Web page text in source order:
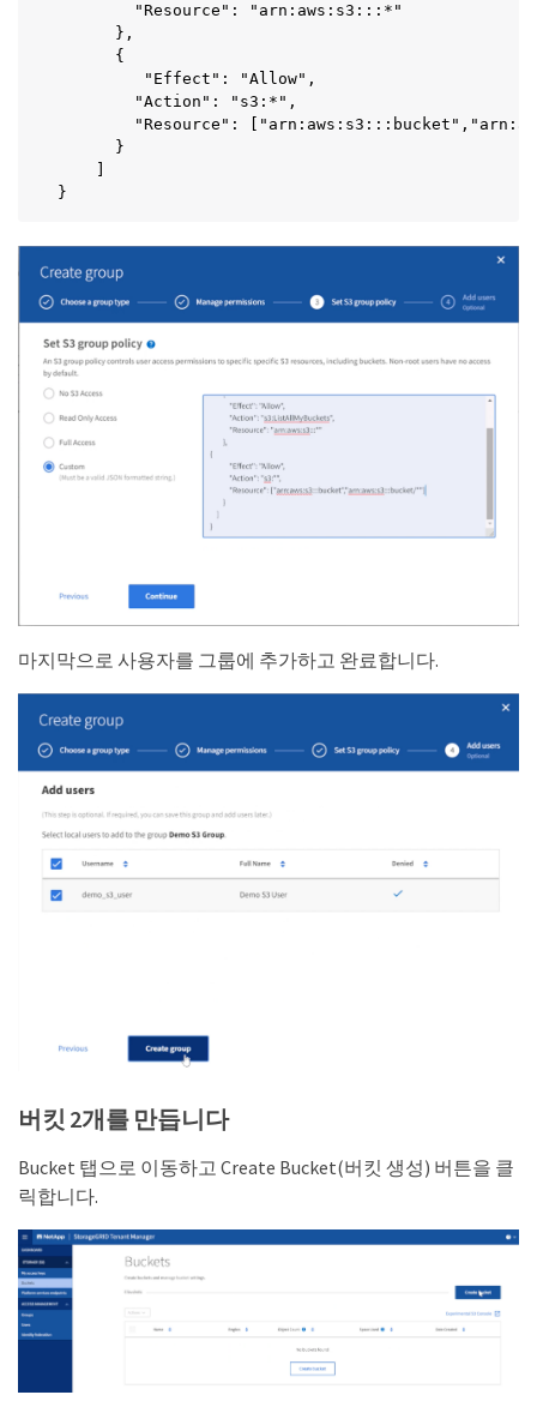
        "Resource": "arn:aws:s3:::*"
      },
      {
         "Effect": "Allow",
        "Action": "s3:*",
"Resource":
      }
}
마지막으로 사용자를 그룹에 추가하고 완료합니다.
버킷 2개를 만듭니다
Bucket 탭으로 이동하고 Create Bucket(버킷 생성) 버튼을 클
릭합니다.